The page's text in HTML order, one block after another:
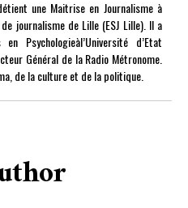
une Maitrise en Journalisme à
journalisme de Lille (ESJ Lille). Il a
Psychologieàl’Université d’Etat
Général de la Radio Métronome.
de la culture et de la politique.